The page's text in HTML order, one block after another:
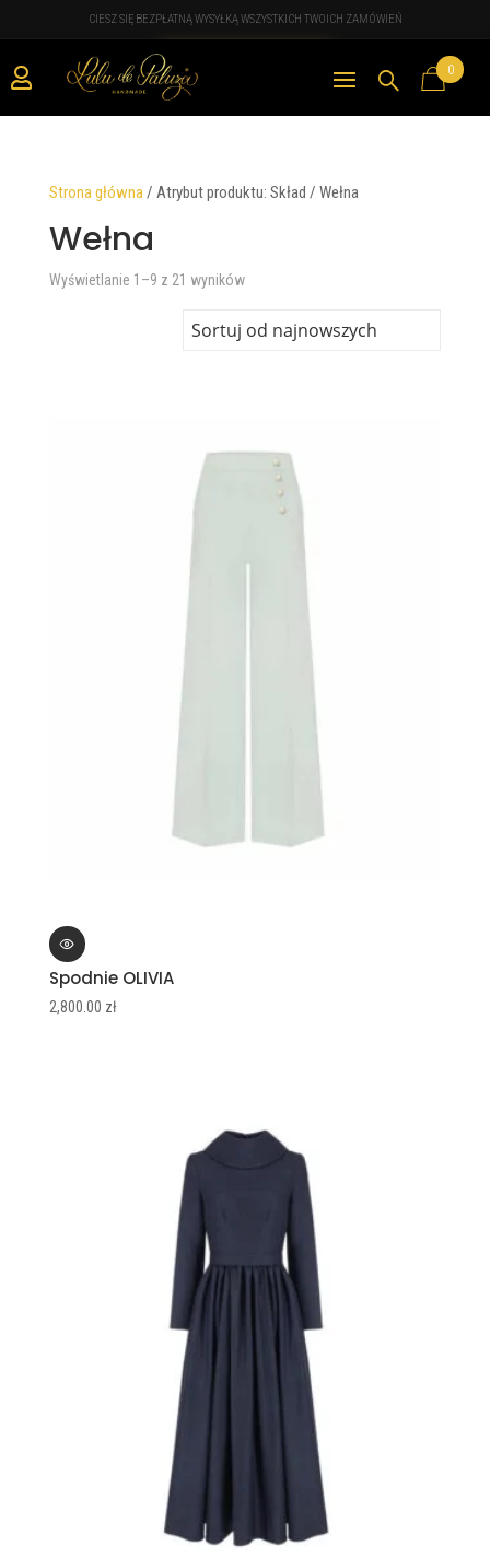
CIESZ SIĘ BEZPŁATNĄ WYSYŁKĄ WSZYSTKICH TWOICH ZAMÓWIEŃ
 0
Strona główna/ Atrybut produktu: Skład / Wełna
Wełna
Wyświetlanie 1–9 z 21 wynikówPosortowane
najnowszych
Spodnie OLIVIA
2,800.00 zł